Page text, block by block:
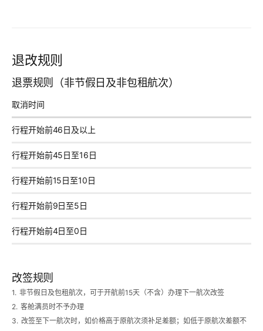
退改规则
退票规则（非节假日及非包租航次）
取消时间
行程开始前46日及以上
行程开始前45日至16日
行程开始前15日至10日
行程开始前9日至5日
行程开始前4日至0日
改签规则
1. 非节假日及包租航次，可于开航前15天（不含）办理下一航次改签
2. 客舱满员时不予办理
3. 改签至下一航次时，如价格高于原航次须补足差额；如低于原航次差额不